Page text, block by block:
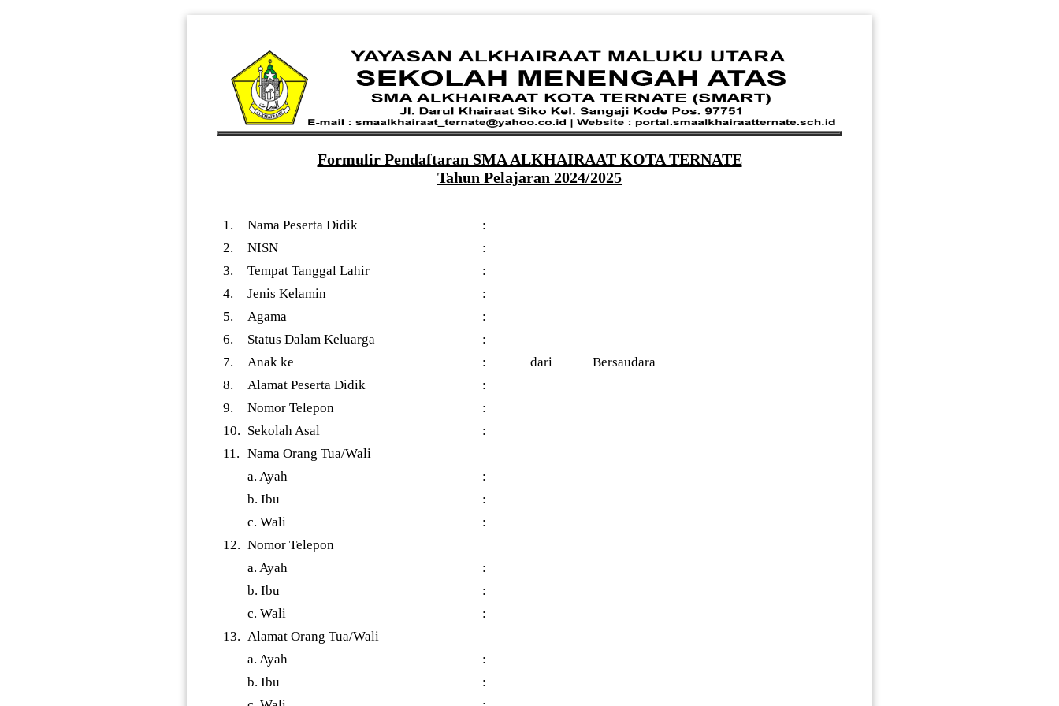
Formulir Pendaftaran SMA ALKHAIRAAT KOTA TERNATE
Tahun Pelajaran 2024/2025
1. Nama Peserta Didik
:
2.
NISN
:
3.
Tempat Tanggal Lahir
:
4.
Jenis Kelamin
:
5.
Agama
:
6.
Status Dalam Keluarga
:
7.
Anak ke :
dari Bersaudara
8.
Alamat Peserta Didik
:
9.
Nomor Telepon
:
10. Sekolah Asal
:
11. Nama Orang Tua/Wali
a. Ayah
:
b. Ibu
:
c. Wali
:
12. Nomor Telepon
a. Ayah
:
b. Ibu
:
c. Wali
:
13. Alamat Orang Tua/Wali
a. Ayah
:
b. Ibu
: